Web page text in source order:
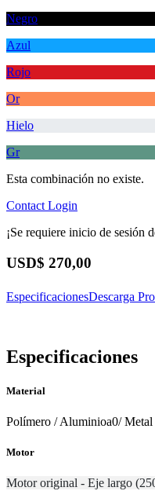
Negro
Azul
Rojo
Or
Hielo
Gr
Esta combinación no existe.
Contact Login
¡Se requiere inicio de sesión
USD$ 270,00
EspecificacionesDescarga
Especificaciones
Material
Polímero / Aluminioa0/ Metal
Motor
Motor original - Eje largo